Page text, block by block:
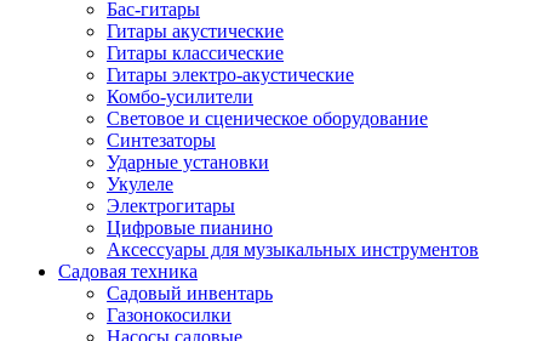
Бас-гитары
Гитары акустические
Гитары классические
Гитары электро-акустические
Комбо-усилители
Световое и сценическое оборудование
Синтезаторы
Ударные установки
Укулеле
Электрогитары
Цифровые пианино
Аксессуары для музыкальных инструментов
Садовая техника
Садовый инвентарь
Газонокосилки
Насосы садовые